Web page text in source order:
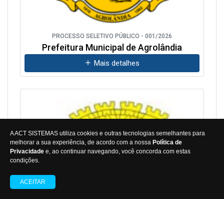
A ACT SISTEMAS utiliza cookies e outras tecnologias semelhantes para
melhorar a sua experiência, de acordo com a nossa Política de
Privacidade e, ao continuar navegando, você concorda com estas
condições.
ACEITAR
PROCESSO SELETIVO PÚBLICO - 001/2026
Prefeitura Municipal de Agrolândia
Mais detalhes